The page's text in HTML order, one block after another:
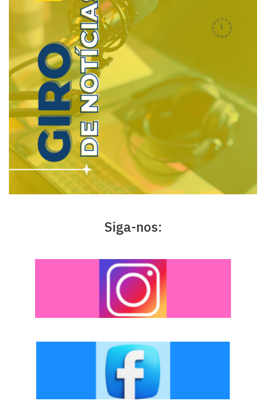
Siga-nos: